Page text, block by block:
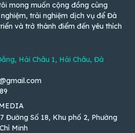
mong muốn cộng đồng cùng
trải nghiệm dịch vụ để Đà
và trở thành điểm đến yêu thích
Hải Châu 1, Hải Châu, Đà
Đường Số 18, Khu phố 2, Phường
Minh